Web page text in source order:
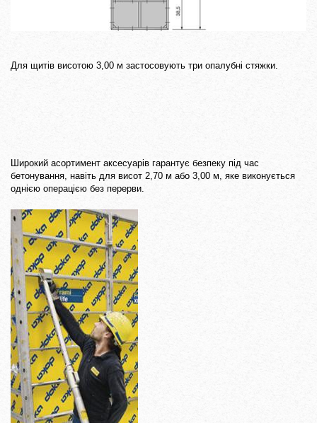
Для щитів висотою 3,00 м застосовують три опалубні стяжки.
Широкий асортимент аксесуарів гарантує безпеку під час
бетонування, навіть для висот 2,70 м або 3,00 м, яке виконується
однією операцією без перерви.